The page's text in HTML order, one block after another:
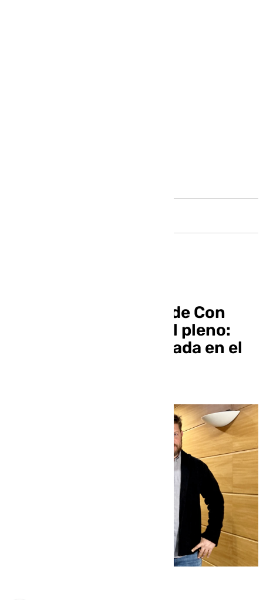
La vivienda, el ‘arma’ de Con
Málaga y PSOE para el pleno:
«Hay que dar una patada en el